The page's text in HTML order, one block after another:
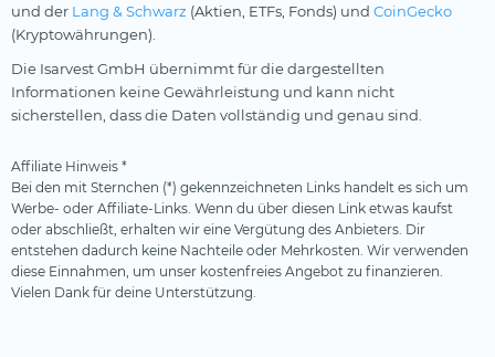
und der Lang & Schwarz (Aktien, ETFs, Fonds) und CoinGecko
(Kryptowährungen).
Die Isarvest GmbH übernimmt für die dargestellten
Informationen keine Gewährleistung und kann nicht
sicherstellen, dass die Daten vollständig und genau sind.
Affiliate Hinweis *
Bei den mit Sternchen (*) gekennzeichneten Links handelt es sich um
Werbe- oder Affiliate-Links. Wenn du über diesen Link etwas kaufst
oder abschließt, erhalten wir eine Vergütung des Anbieters. Dir
entstehen dadurch keine Nachteile oder Mehrkosten. Wir verwenden
diese Einnahmen, um unser kostenfreies Angebot zu finanzieren.
Vielen Dank für deine Unterstützung.